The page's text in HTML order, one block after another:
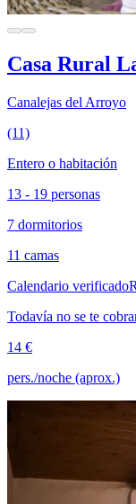
Casa Rural
Canalejas del Arroyo
(11)
Entero o habitación
13 - 19 personas
7 dormitorios
11 camas
Calendario verificado
Todavía no se te
14 €
pers./noche (aprox.)